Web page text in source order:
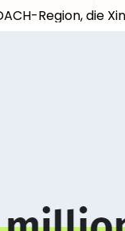
Region, die